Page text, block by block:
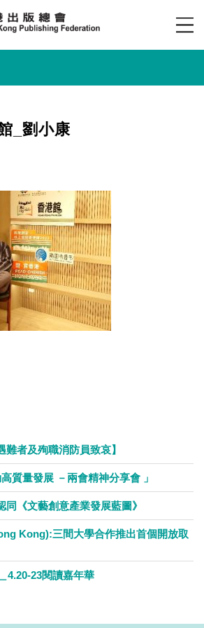
_劉小康
難者及殉職消防員致哀】
質量發展 －兩會精神分享會 」
《文藝創意產業發展藍圖》
Kong):三間大學合作推出首個開放取
4.20-23閱讀嘉年華